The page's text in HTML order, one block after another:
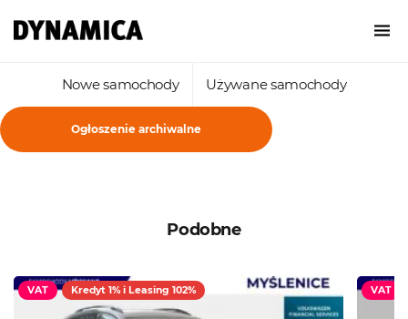
Nowe samochody Używane samochody
Ogłoszenie archiwalne
Podobne
VAT Kredyt 1% i Leasing 102% VAT